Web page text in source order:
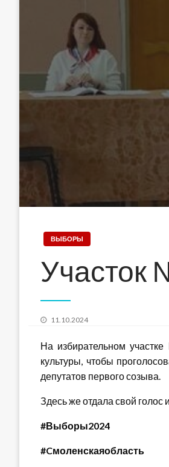
ВЫБОРЫ
Участок
Posted
11.10.2024
На избирательном
культуры, чтобы
депутатов первого созыва.
Здесь же отдала свой
#Выборы2024
#Cмоленскаяобласть